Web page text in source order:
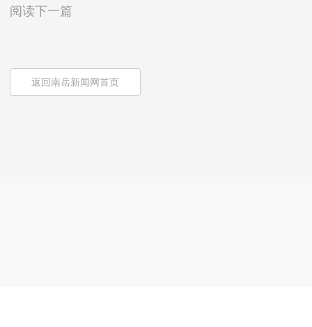
阅读下一篇
返回南岳新闻网首页